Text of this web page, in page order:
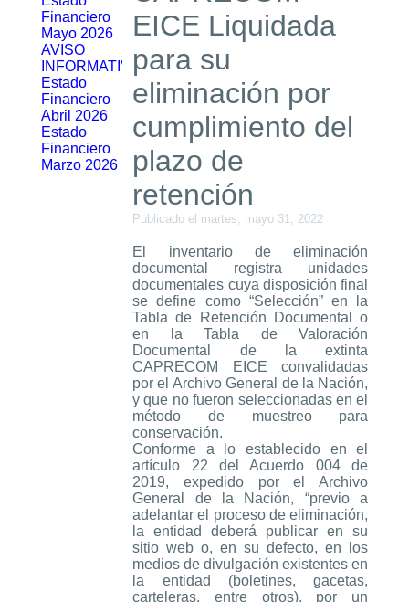
Financiero
Mayo 2026
AVISO
INFORMATIVO
Estado
Financiero
Abril 2026
Estado
Financiero
Marzo 2026
EICE Liquidada
para su
eliminación por
cumplimiento del
plazo de
retención
Publicado el martes, mayo 31, 2022
El inventario de eliminación
documental registra unidades
documentales cuya disposición final
se define como “Selección” en la
Tabla de Retención Documental o
en la Tabla de Valoración
Documental de la extinta
CAPRECOM EICE convalidadas
por el Archivo General de la Nación,
y que no fueron seleccionadas en el
método de muestreo para
conservación.
Conforme a lo establecido en el
artículo 22 del Acuerdo 004 de
2019, expedido por el Archivo
General de la Nación, “previo a
adelantar el proceso de eliminación,
la entidad deberá publicar en su
sitio web o, en su defecto, en los
medios de divulgación existentes en
la entidad (boletines, gacetas,
carteleras, entre otros), por un